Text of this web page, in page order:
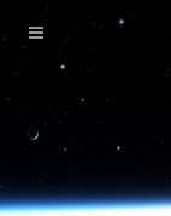
Home